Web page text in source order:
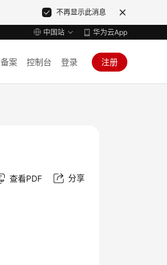
不再显示此消息
中国站 华为云App
备案 控制台 登录 注册
查看PDF 分享